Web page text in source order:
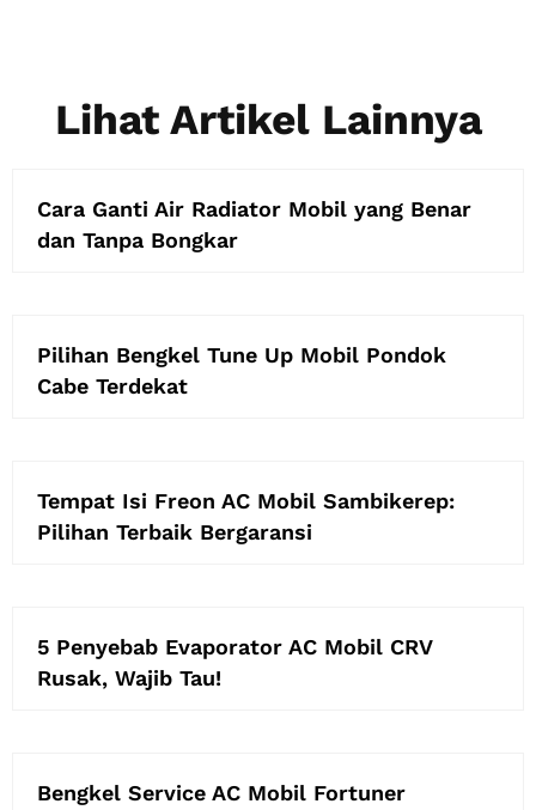
Lihat Artikel Lainnya
Cara Ganti Air Radiator Mobil yang Benar
dan Tanpa Bongkar
Pilihan Bengkel Tune Up Mobil Pondok
Cabe Terdekat
Tempat Isi Freon AC Mobil Sambikerep:
Pilihan Terbaik Bergaransi
5 Penyebab Evaporator AC Mobil CRV
Rusak, Wajib Tau!
Bengkel Service AC Mobil Fortuner